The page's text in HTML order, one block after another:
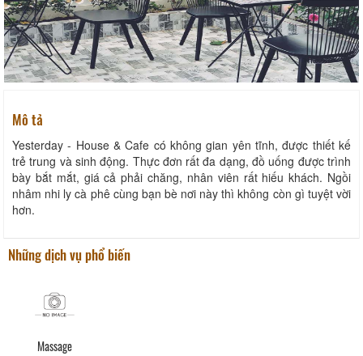
Mô tả
Yesterday - House & Cafe có không gian yên tĩnh, được thiết kế
trẻ trung và sinh động. Thực đơn rất đa dạng, đồ uống được trình
bày bắt mắt, giá cả phải chăng, nhân viên rất hiếu khách. Ngồi
nhâm nhi ly cà phê cùng bạn bè nơi này thì không còn gì tuyệt vời
hơn.
Những dịch vụ phổ biến
Massage